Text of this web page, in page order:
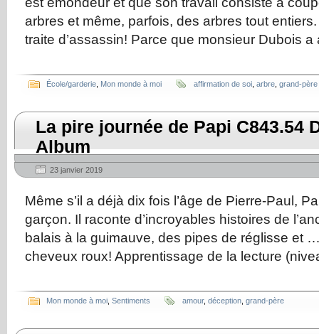
arbres et même, parfois, des arbres tout
traite d’assassin! Parce que monsieur Dubois
École/garderie Mon monde à moi affirmation de soi arbre grand-père
La pire journée de Papi C843.54
Album
23 janvier 2019
Même s’il a déjà dix fois l’âge de Pierre-Paul,
garçon. Il raconte d’incroyables histoires de
balais à la guimauve, des pipes de réglisse et
cheveux roux! Apprentissage de la lecture
Mon monde à moi Sentiments amour, déception grand-père